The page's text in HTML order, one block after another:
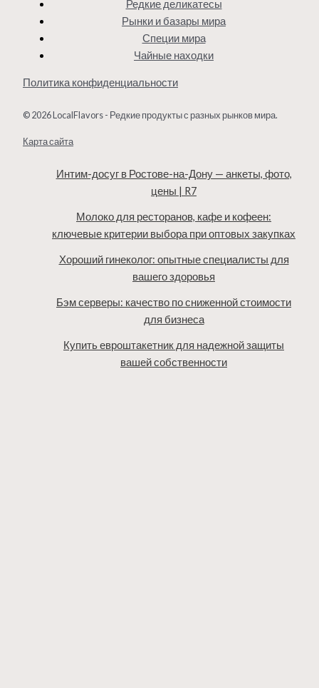
Редкие деликатесы
Рынки и базары мира
Специи мира
Чайные находки
Политика конфиденциальности
© 2026 LocalFlavors - Редкие продукты с разных рынков мира.
Карта сайта
Интим-досуг в Ростове-на-Дону — анкеты, фото,
цены | R7
Молоко для ресторанов, кафе и кофеен:
ключевые критерии выбора при оптовых закупках
Хороший гинеколог: опытные специалисты для
вашего здоровья
Бэм серверы: качество по сниженной стоимости
для бизнеса
Купить евроштакетник для надежной защиты
вашей собственности